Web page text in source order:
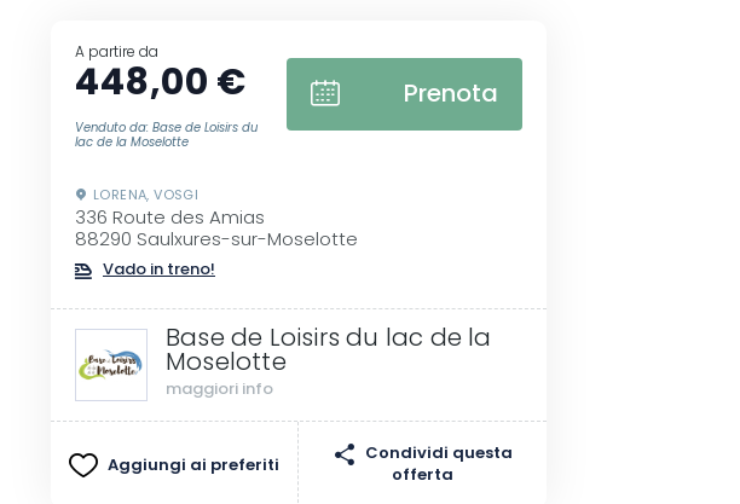
A partire da
448,00 €
Venduto da: Base de Loisirs du
lac de la Moselotte
Prenota
LORENA, VOSGI
336 Route des Amias
88290 Saulxures-sur-Moselotte
Vado in treno!
Base de Loisirs du lac de la
Moselotte
maggiori info
Aggiungi ai preferiti
Condividi questa
offerta